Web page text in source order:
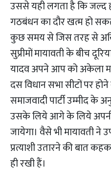
उससे यही लगता है कि जल्द
गठबंधन का दौर खत्म हो
कुछ समय से जिस तरह से
सुप्रीमों मायावती के बीच
यादव अपने आप को अकेला
दस विधान सभा सीटों पर
समाजवादी पार्टी उम्मीद के
उसके लिये आगे के लिये
जायेगा। वैसे भी मायावती ने
प्रत्याशी उतारने की बात
ही रखी हैं।